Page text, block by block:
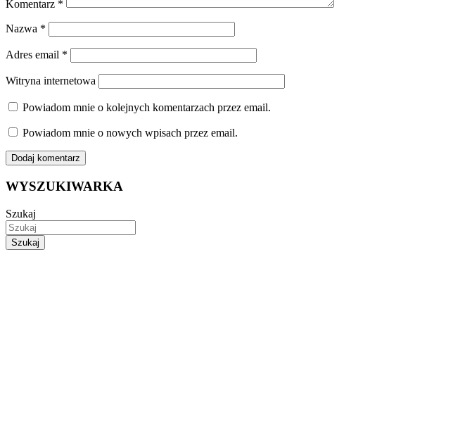
Komentarz *
Nazwa *
Adres email *
Witryna internetowa
Powiadom mnie o kolejnych komentarzach przez email.
Powiadom mnie o nowych wpisach przez email.
WYSZUKIWARKA
Szukaj
Szukaj